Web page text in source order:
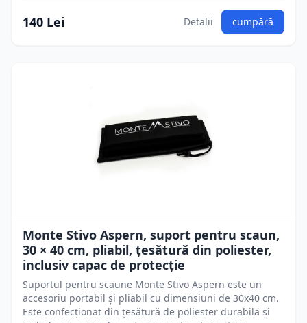
140 Lei Detalii cumpără
Monte Stivo Aspern, suport pentru scaun,
30 × 40 cm, pliabil, țesătură din poliester,
inclusiv capac de protecție
Suportul pentru scaune Monte Stivo Aspern este un
accesoriu portabil și pliabil cu dimensiuni de 30x40 cm.
Este confecționat din țesătură de poliester durabilă și